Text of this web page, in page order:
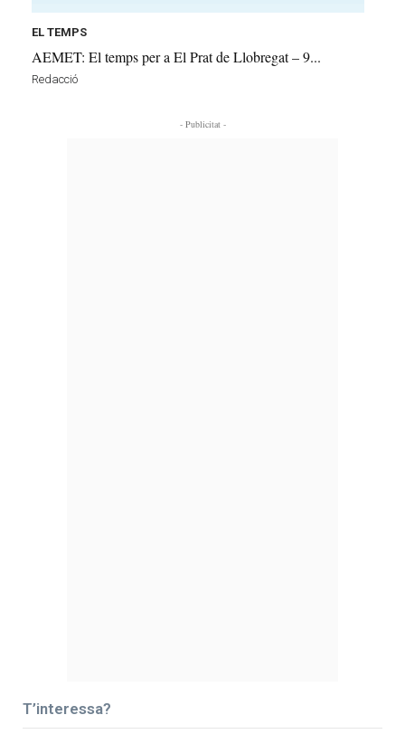
EL TEMPS
AEMET: El temps per a El Prat de Llobregat – 9...
Redacció
- Publicitat -
T’interessa?